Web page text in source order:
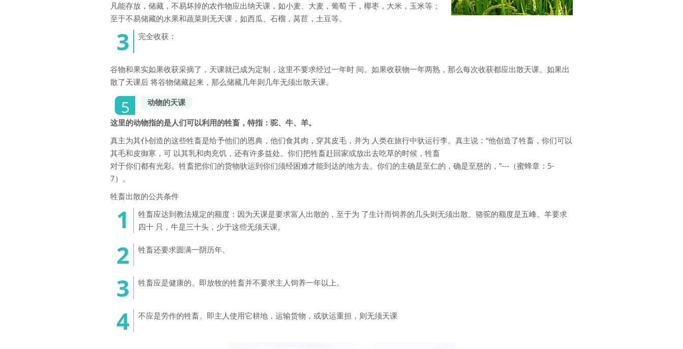
凡能存放，储藏，不易坏掉的农作物应出纳天课，如小麦、大麦，葡萄 干，椰枣，大米，玉米等；
至于不易储藏的水果和蔬菜则无天课，如西瓜、石榴，莴苣，土豆等。
完全收获：
谷物和果实如果收获采摘了，天课就已成为定制，这里不要求经过一年时 间。如果收获物一年两熟，那么每次收获都应出散天课。如果出
散了天课后 将谷物储藏起来，那么储藏几年则几年无须出散天课。
动物的天课
这里的动物指的是人们可以利用的牲畜，特指：驼、牛、羊。
真主为其仆创造的这些牲畜是给予他们的恩典，他们食其肉，穿其皮毛，并为 人类在旅行中驮运行李。真主说：“他创造了牲畜，你们可以
其毛和皮御寒，可 以其乳和肉充饥，还有许多益处。你们把牲畜赶回家或放出去吃草的时候，牲畜
对于你们都有光彩。牲畜把你们的货物驮运到你们须经困难才能到达的地方去。你们的主确是至仁的，确是至慈的，”---（蜜蜂章：5-
7）。
牲畜出散的公共条件
牲畜应达到教法规定的额度：因为天课是要求富人出散的，至于为 了生计而饲养的几头则无须出散。骆驼的额度是五峰。羊要求
四十 只，牛是三十头，少于这些无须天课。
牲畜还要求圆满一阴历年。
牲畜应是健康的。即放牧的牲畜并不要求主人饲养一年以上。
不应是劳作的牲畜。即主人使用它耕地，运输货物，或驮运重担，则无须天课